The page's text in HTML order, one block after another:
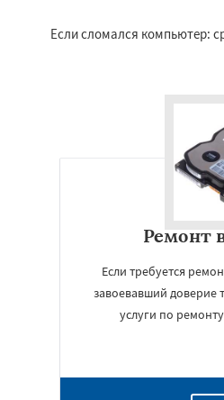
Если сломался компьютер:
Ремонт
Если требуется
завоевавший доверие
услуги по